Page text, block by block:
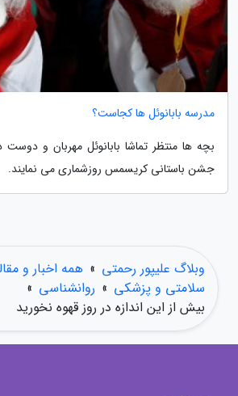
مدرسه بابانوئل ها کجاست؟
بچه ها منتظر تماشا بابانوئل مهربان و
جشن باستانی کریسمس روزشماری می نمایند.
وبلاگ علیپور رحمتی » همه اخبار و
سلامتی و پزشکی » روانشناسی »
بیش از این اندازه در روز قهوه نخورید